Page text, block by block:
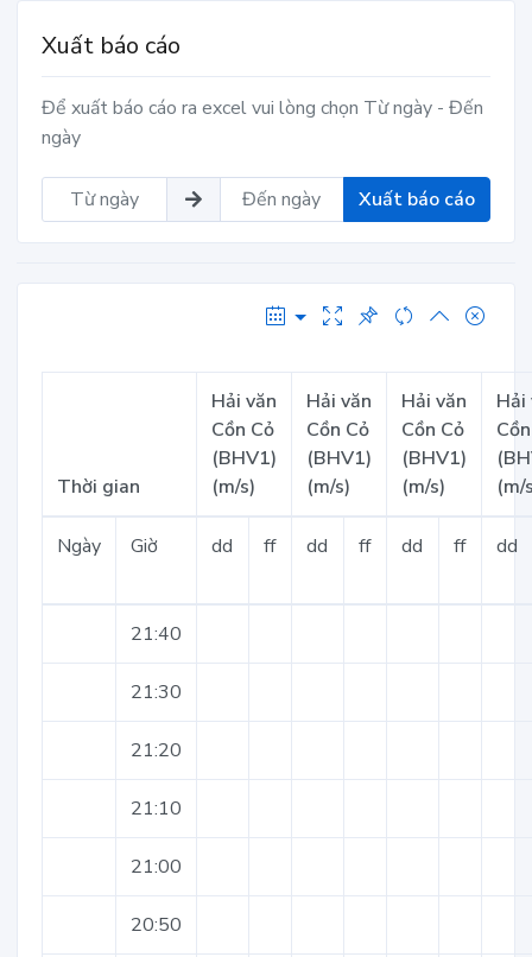
Xuất báo cáo
Để xuất báo cáo ra excel vui lòng chọn Từ ngày - Đến
ngày
Xuất báo cáo
Thời gian
Hải văn
Cồn Cỏ
(BHV1)
(m/s)
Hải văn
Cồn Cỏ
(BHV1)
(m/s)
Hải văn
Cồn Cỏ
(BHV1)
(m/s)
Hải
(m/
Ngày Giờ dd ff dd ff dd ff dd
21:40
21:30
21:20
21:10
21:00
20:50